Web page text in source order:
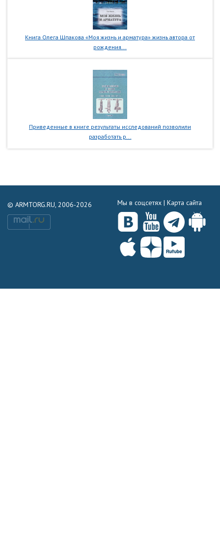
Книга Олега Шпакова «Моя жизнь и арматура» жизнь автора от
рождения...
Приведенные в книге результаты исследований позволили
разработать р...
© ARMTORG.RU, 2006-2026 Мы в соцсетях | Карта сайта